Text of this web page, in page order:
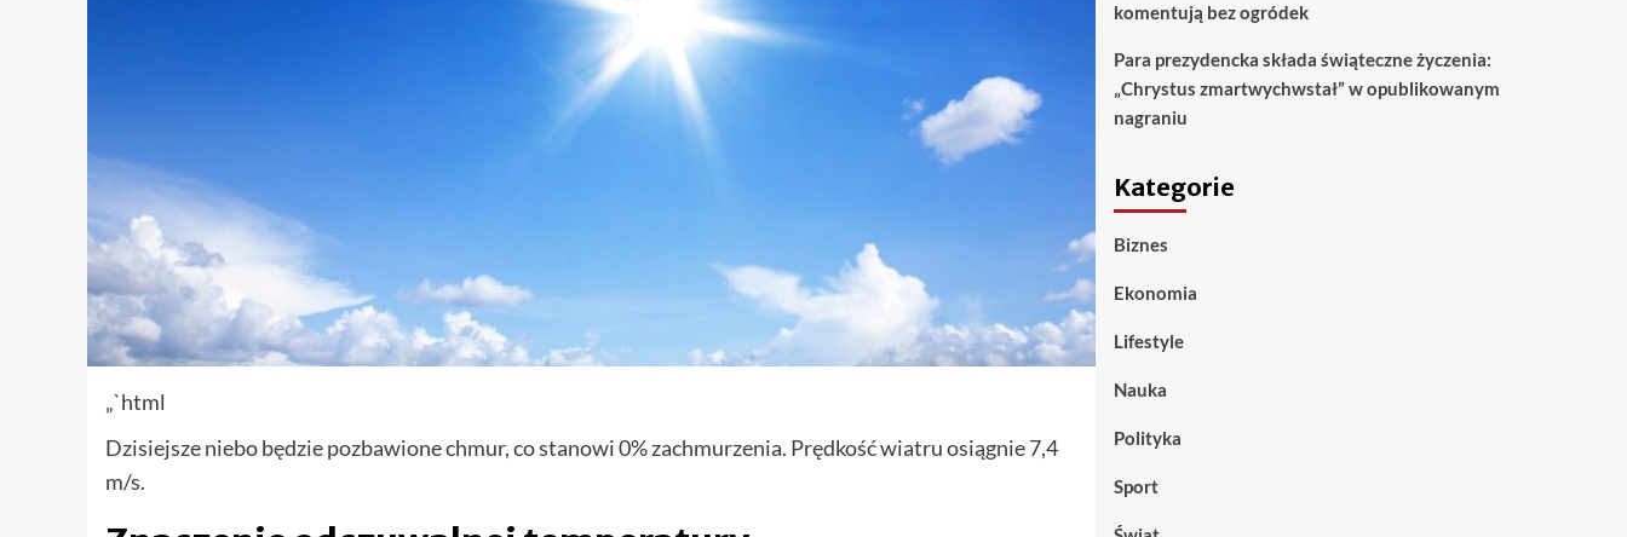
„`html
Dzisiejsze niebo będzie pozbawione chmur, co stanowi 0% zachmurzenia. Prędkość wiatru osiągnie 7,4
m/s.
komentują bez ogródek
Para prezydencka składa świąteczne życzenia:
„Chrystus zmartwychwstał” w opublikowanym
nagraniu
Kategorie
Biznes
Ekonomia
Lifestyle
Nauka
Polityka
Sport